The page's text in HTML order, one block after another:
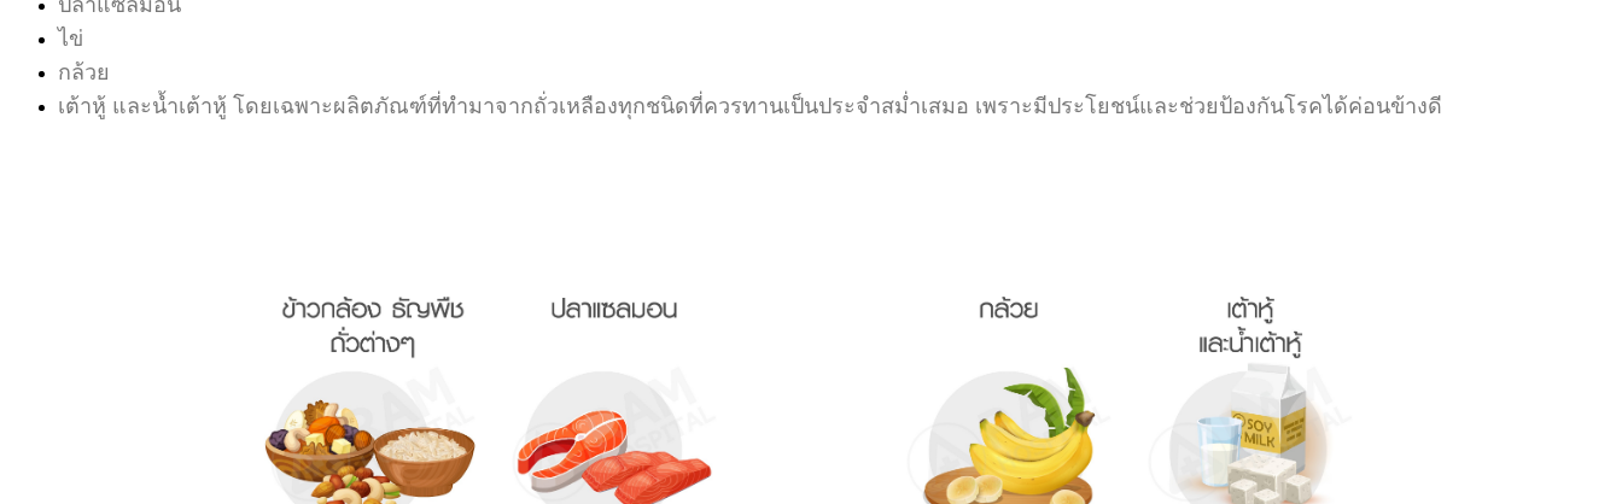
ไข่
กล้วย
เต้าหู้ และน้ำเต้าหู้ โดยเฉพาะผลิตภัณฑ์ที่ทำมาจากถั่วเหลืองทุกชนิดที่ควรทานเป็นประจำสม่ำเสมอ เพราะมีประโยชน์และช่วยป้องกันโรคได้ค่อนข้างดี